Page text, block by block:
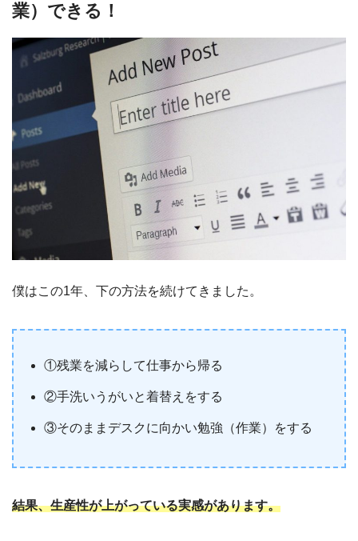
業）できる！
僕はこの1年、下の方法を続けてきました。
①残業を減らして仕事から帰る
②手洗いうがいと着替えをする
③そのままデスクに向かい勉強（作業）をする
結果、生産性が上がっている実感があります。